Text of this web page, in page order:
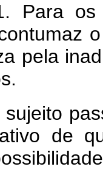
Para os
pela
sujeito
de